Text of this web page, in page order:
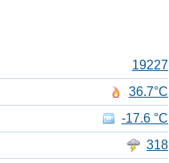
19227
36.7°C
-17.6 °C
318